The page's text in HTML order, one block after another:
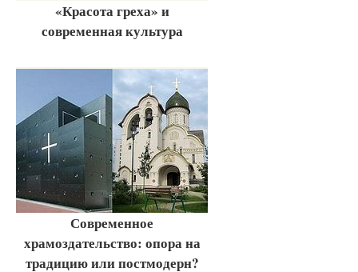
«Красота греха» и
современная культура
Современное
храмоздательство: опора на
традицию или постмодерн?